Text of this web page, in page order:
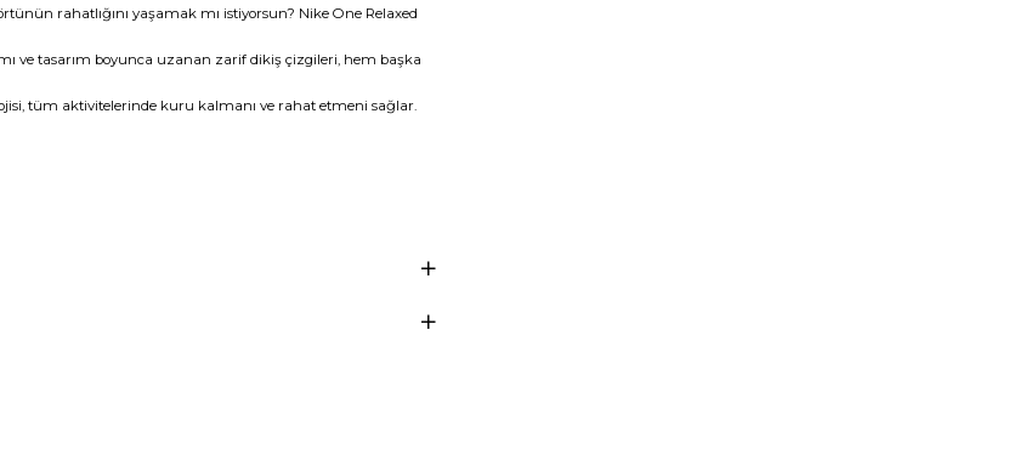
rahatlığını yaşamak mı istiyorsun? Nike One Relaxed
ve tasarım boyunca uzanan zarif dikiş çizgileri, hem başka
tüm aktivitelerinde kuru kalmanı ve rahat etmeni sağlar.